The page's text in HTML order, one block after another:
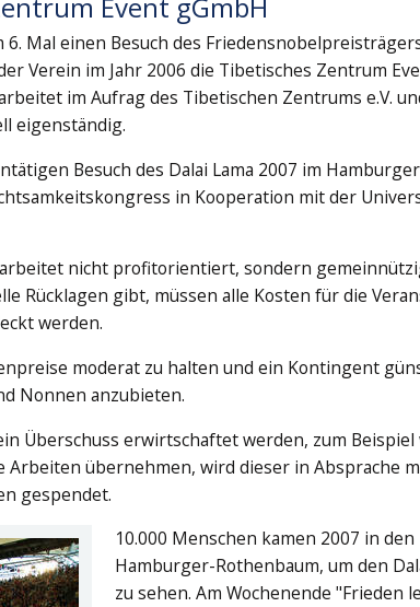
Mal einen Besuch des
Verein im Jahr 2006 die Tibetisches Zentrum
im Aufrag des Tibetischen Zentrums e.V.
eigenständig.
Besuch des Dalai Lama 2007 im Hamburger
in Kooperation mit der
nicht profitorientiert, sondern
Rücklagen gibt, müssen alle Kosten für die
werden.
moderat zu halten und ein Kontingent
Nonnen anzubieten.
Überschuss erwirtschaftet werden, zum Beispiel
übernehmen, wird dieser in Absprache
gespendet.
10.000 Menschen kamen 2007 in den
Hamburger-Rothenbaum, um den
zu sehen. Am Wochenende "Frieden